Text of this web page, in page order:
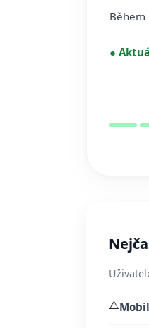
Během
●
⚠️